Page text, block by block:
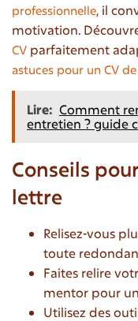
professionnelle, il
motivation.
CV parfaitement
astuces pour un CV
Lire: Comment
entretien ? guide
Conseils
lettre
Relisez-vous
toute
Faites relire
mentor pour
Utilisez des